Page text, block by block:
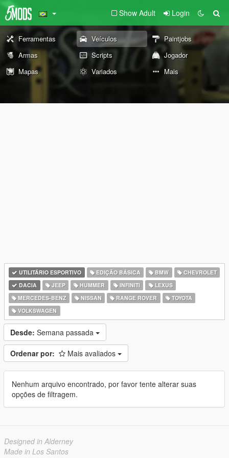
Show Adult Login
Ferramentas Veículos
Paintjobs
Armas
Scripts
Jogador
Mapas
Variados Mais
UTILITÁRIO ESPORTIVO EDIÇÃO BÁSICA BMW
CHEVROLET
DACIA
JEEP HUMMER INFINITI
LEXUS
MERCEDES-BENZ
NISSAN RANGE ROVER
TOYOTA
VOLKSWAGEN
Desde: Semana passada
Ordenar por: Mais avaliados
Nenhum arquivo encontrado, por favor tente alterar suas
opções de filtragem.
Designed in Alderney
Made in Los Santos